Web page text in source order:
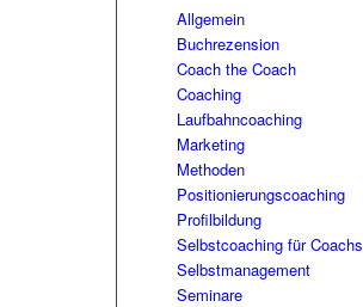
Allgemein
Buchrezension
Coach the Coach
Coaching
Laufbahncoaching
Marketing
Methoden
Positionierungscoaching
Profilbildung
Selbstcoaching für Coachs
Selbstmanagement
Seminare